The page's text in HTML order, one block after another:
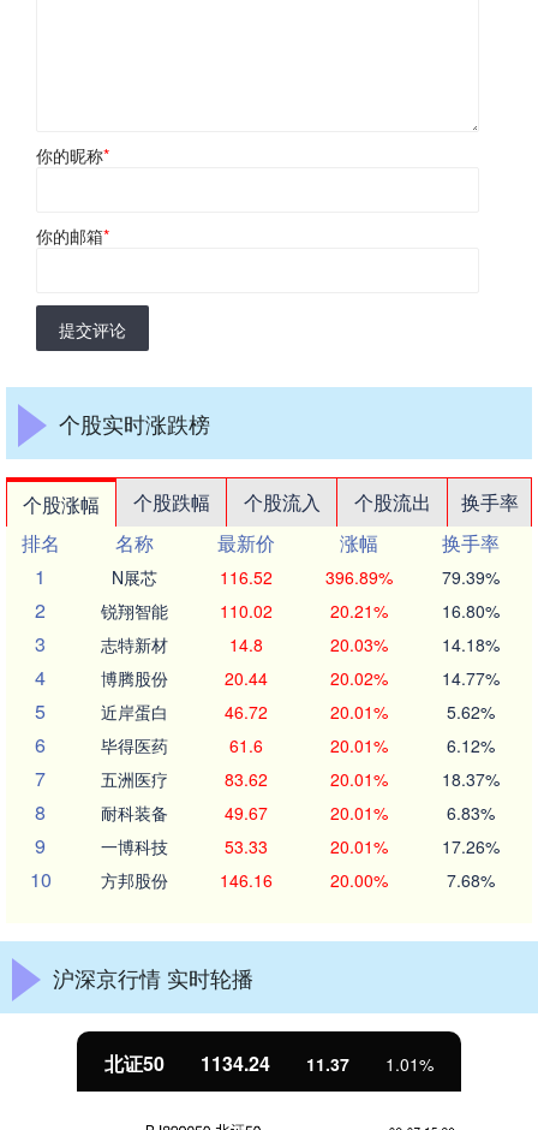
你的昵称*
你的邮箱*
提交评论
个股实时涨跌榜
个股涨幅 个股跌幅 个股流入 个股流出
换手率
排名
名称 最新价 涨幅
换手率
1
N展芯 116.52 396.89% 79.39%
2 锐翔智能 110.02 20.21% 16.80%
3 志特新材 14.8 20.03% 14.18%
4 博腾股份 20.44 20.02% 14.77%
5 近岸蛋白 46.72 20.01% 5.62%
6 毕得医药 61.6 20.01% 6.12%
7 五洲医疗 83.62 20.01% 18.37%
8 耐科装备 49.67 20.01% 6.83%
9 一博科技 53.33 20.01% 17.26%
10 方邦股份 146.16 20.00% 7.68%
沪深京行情 实时轮播
北证50 1134.24 11.37 1.01%